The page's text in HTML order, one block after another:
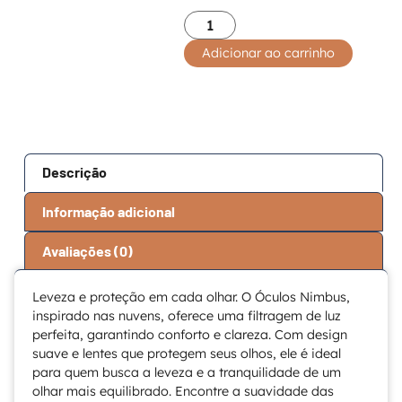
Adicionar ao carrinho
Descrição
Informação adicional
Avaliações (0)
Leveza e proteção em cada olhar. O Óculos Nimbus,
inspirado nas nuvens, oferece uma filtragem de luz
perfeita, garantindo conforto e clareza. Com design
suave e lentes que protegem seus olhos, ele é ideal
para quem busca a leveza e a tranquilidade de um
olhar mais equilibrado. Encontre a suavidade das